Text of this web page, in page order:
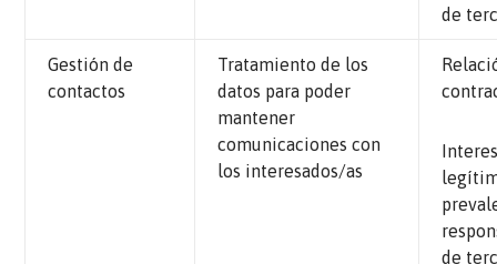
de
Gestión de
contactos
Tratamiento de los
datos para poder
mantener
comunicaciones con
los interesados/as
de